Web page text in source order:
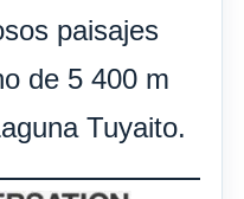
paisajes
de 5 400 m
Tuyaito.